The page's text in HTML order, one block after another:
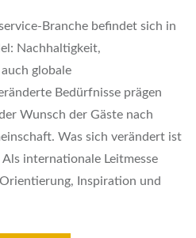
Branche befindet sich in
Nachhaltigkeit,
globale
Bedürfnisse prägen
Wunsch der Gäste nach
Was sich verändert ist
internationale Leitmesse
Inspiration und